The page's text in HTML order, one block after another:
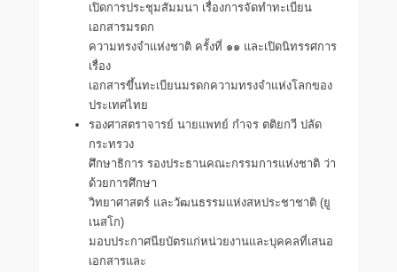
เปิดการประชุมสัมมนา เรื่องการจัดทำทะเบียน
เอกสารมรดก
ความทรงจำแห่งชาติ ครั้งที่ ๑๑ และเปิดนิทรรศการ
เรื่อง
เอกสารขึ้นทะเบียนมรดกความทรงจำแห่งโลกของ
ประเทศไทย
รองศาสตราจารย์ นายแพทย์ กำจร ตติยกวี ปลัด
กระทรวง
ศึกษาธิการ รองประธานคณะกรรมการแห่งชาติ ว่า
ด้วยการศึกษา
วิทยาศาสตร์ และวัฒนธรรมแห่งสหประชาชาติ (ยู
เนสโก)
มอบประกาศนียบัตรแก่หน่วยงานและบุคคลที่เสนอ
เอกสารและ